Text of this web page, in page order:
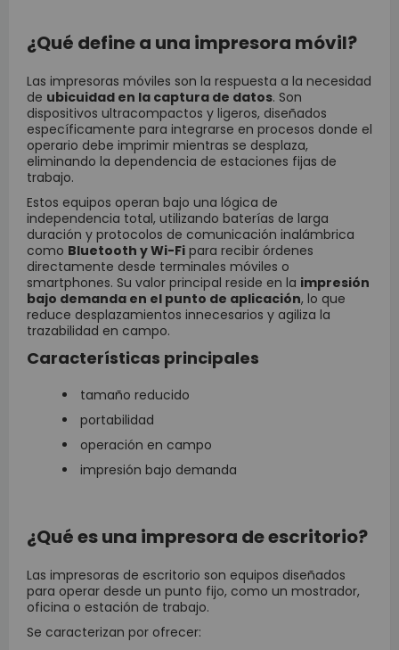
¿Qué define a una impresora móvil?
Las impresoras móviles son la respuesta a la necesidad
de ubicuidad en la captura de datos. Son
dispositivos ultracompactos y ligeros, diseñados
específicamente para integrarse en procesos donde el
operario debe imprimir mientras se desplaza,
eliminando la dependencia de estaciones fijas de
trabajo.
Estos equipos operan bajo una lógica de
independencia total, utilizando baterías de larga
duración y protocolos de comunicación inalámbrica
como Bluetooth y Wi-Fi para recibir órdenes
directamente desde terminales móviles o
smartphones. Su valor principal reside en la impresión
bajo demanda en el punto de aplicación, lo que
reduce desplazamientos innecesarios y agiliza la
trazabilidad en campo.
Características principales
tamaño reducido
portabilidad
operación en campo
impresión bajo demanda
¿Qué es una impresora de escritorio?
Las impresoras de escritorio son equipos diseñados
para operar desde un punto fijo, como un mostrador,
oficina o estación de trabajo.
Se caracterizan por ofrecer: